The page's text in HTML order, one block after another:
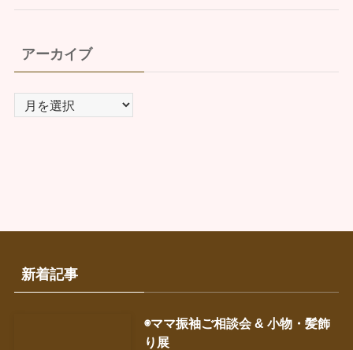
アーカイブ
ー
新着記事
◉ママ振袖ご相談会 & 小物・髪飾
り展